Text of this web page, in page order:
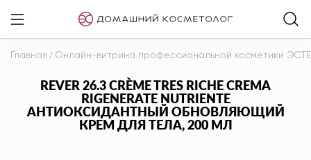
Главная / Онлайн-витрина профессиональной косметики
REVER 26.3 CRÈME TRES RICHE CREMA
RIGENERATE NUTRIENTE
АНТИОКСИДАНТНЫЙ ОБНОВЛЯЮЩИЙ
КРЕМ ДЛЯ ТЕЛА, 200 МЛ